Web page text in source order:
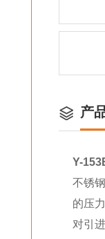
产
Y-
不锈
的压
对引